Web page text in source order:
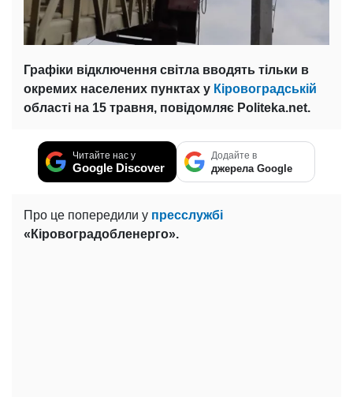
Графіки відключення світла вводять тільки в
окремих населених пунктах у Кіровоградській
області на 15 травня, повідомляє Politeka.net.
Читайте нас у
Google Discover
Додайте в
джерела Google
Про це попередили у пресслужбі
«Кіровоградобленерго».